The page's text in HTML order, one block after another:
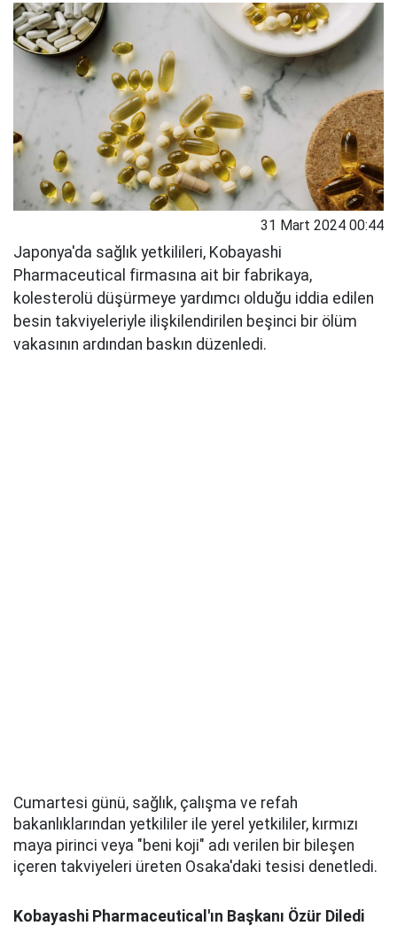
31 Mart 2024 00:44
Japonya'da sağlık yetkilileri, Kobayashi
Pharmaceutical firmasına ait bir fabrikaya,
kolesterolü düşürmeye yardımcı olduğu iddia edilen
besin takviyeleriyle ilişkilendirilen beşinci bir ölüm
vakasının ardından baskın düzenledi.
Cumartesi günü, sağlık, çalışma ve refah
bakanlıklarından yetkililer ile yerel yetkililer, kırmızı
maya pirinci veya "beni koji" adı verilen bir bileşen
içeren takviyeleri üreten Osaka'daki tesisi denetledi.
Kobayashi Pharmaceutical'ın Başkanı Özür Diledi